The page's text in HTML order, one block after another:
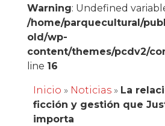
Warning: Undefined
/home/parquecultural/
old/wp-
content/themes/pcdv2/
line 16
Inicio » Noticias» La
ficción y gestión que
importa